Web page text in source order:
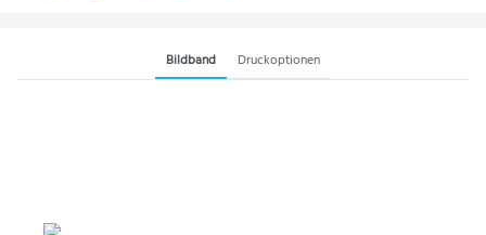
Bildband Druckoptionen